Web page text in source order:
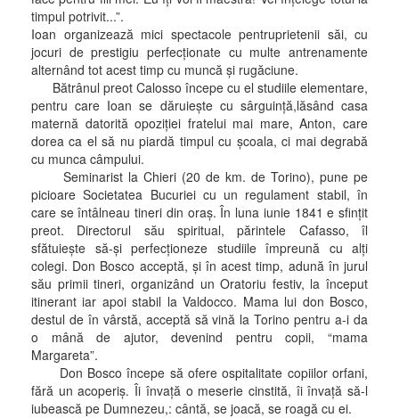
timpul potrivit...”.
Ioan organizează mici spectacole pentruprietenii săi, cu
jocuri de prestigiu perfecţionate cu multe antrenamente
alternând tot acest timp cu muncă şi rugăciune.
Bătrânul preot Calosso începe cu el studiile elementare,
pentru care Ioan se dăruieşte cu sârguinţă,lăsând casa
maternă datorită opoziţiei fratelui mai mare, Anton, care
dorea ca el să nu piardă timpul cu şcoala, ci mai degrabă
cu munca câmpului.
Seminarist la Chieri (20 de km. de Torino), pune pe
picioare Societatea Bucuriei cu un regulament stabil, în
care se întâlneau tineri din oraş. În luna iunie 1841 e sfinţit
preot. Directorul său spiritual, părintele Cafasso, îl
sfătuieşte să-şi perfecţioneze studiile împreună cu alţi
colegi. Don Bosco acceptă, şi în acest timp, adună în jurul
său primii tineri, organizând un Oratoriu festiv, la început
itinerant iar apoi stabil la Valdocco. Mama lui don Bosco,
destul de în vârstă, acceptă să vină la Torino pentru a-i da
o mână de ajutor, devenind pentru copii, “mama
Margareta”.
Don Bosco începe să ofere ospitalitate copiilor orfani,
fără un acoperiş. Îi învaţă o meserie cinstită, îi învaţă să-l
iubească pe Dumnezeu,: cântă, se joacă, se roagă cu ei.